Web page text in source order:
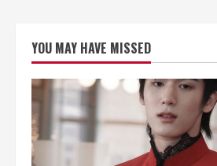
YOU MAY HAVE MISSED